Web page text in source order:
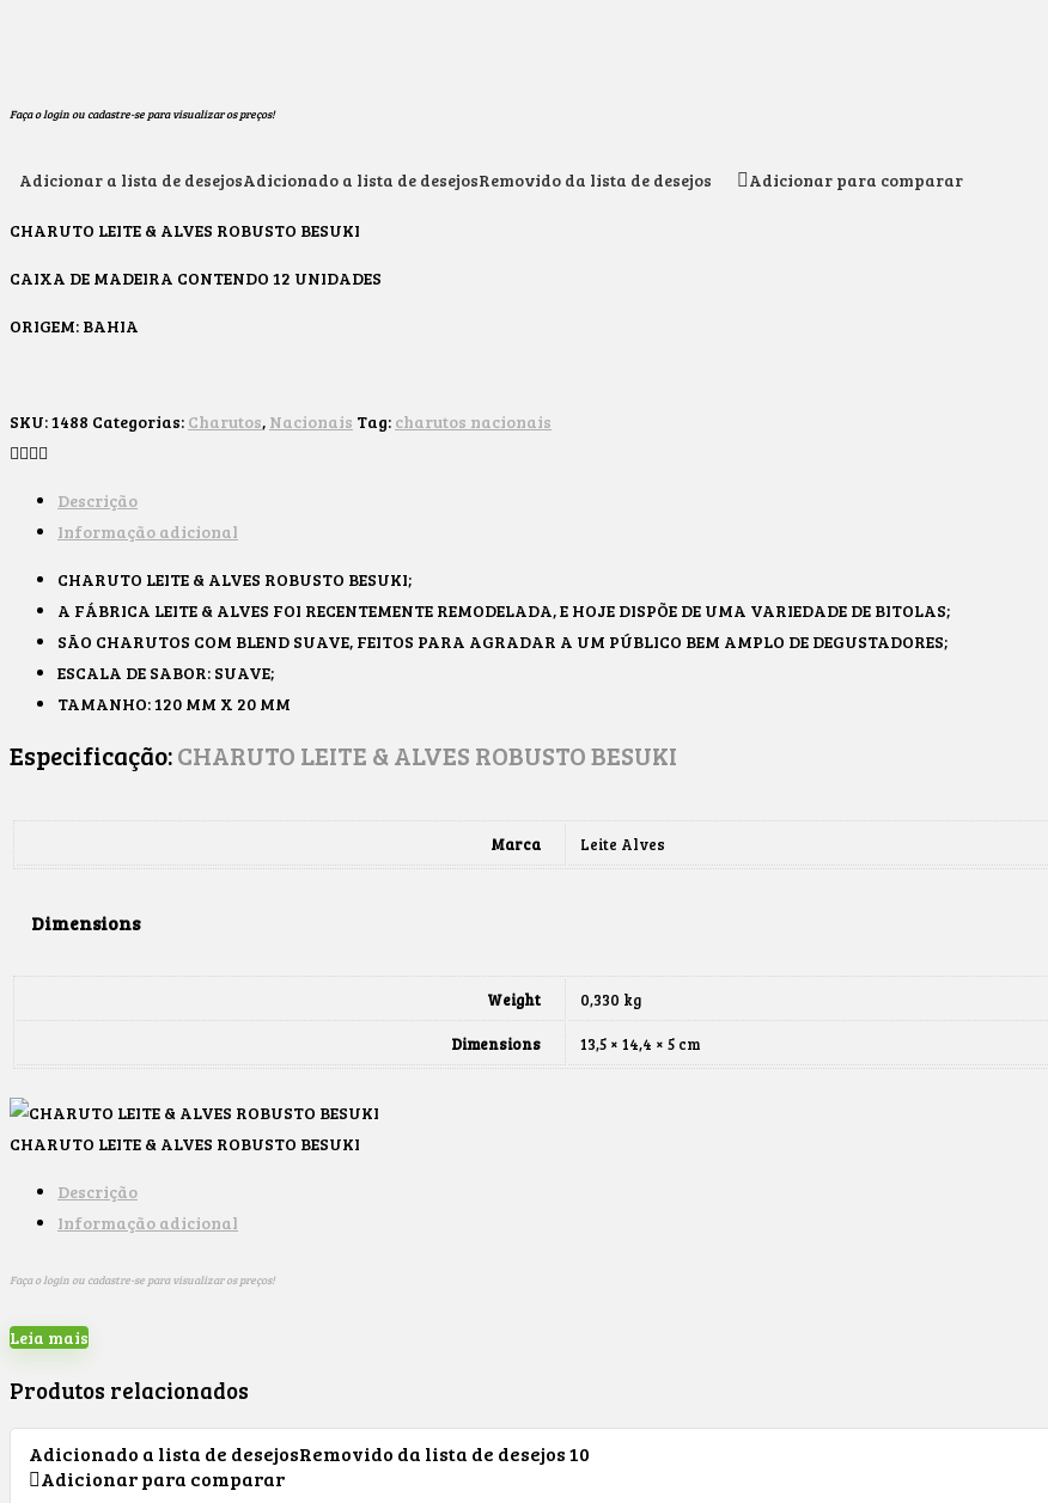
Faça o login ou cadastre-se para visualizar os preços!
Adicionar a lista de desejosAdicionado a lista de desejosRemovido da lista de desejos Adicionar para comparar
CHARUTO LEITE & ALVES ROBUSTO BESUKI
CAIXA DE MADEIRA CONTENDO 12 UNIDADES
ORIGEM: BAHIA
SKU:1488 Categorias: Charutos, Nacionais Tag: charutos nacionais
Descrição
Informação adicional
CHARUTO LEITE & ALVES ROBUSTO BESUKI;
A FÁBRICA LEITE & ALVES FOI RECENTEMENTE REMODELADA, E HOJE DISPÕE DE UMA VARIEDADE DE BITOLAS;
SÃO CHARUTOS COM BLEND SUAVE, FEITOS PARA AGRADAR A UM PÚBLICO BEM AMPLO DE DEGUSTADORES;
ESCALA DE SABOR: SUAVE;
TAMANHO: 120 MM X 20 MM
Especificação:CHARUTO LEITE & ALVES ROBUSTO BESUKI
Marca Leite Alves
Dimensions
Weight 0,330 kg
Dimensions 13,5 × 14,4 × 5 cm
CHARUTO LEITE & ALVES ROBUSTO BESUKI
Descrição
Informação adicional
Faça o login ou cadastre-se para visualizar os preços!
Leia mais
Produtos relacionados
Adicionado a lista de desejosRemovido da lista de desejos10
Adicionar para comparar